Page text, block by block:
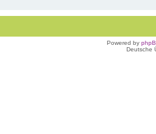
Powered by
Deutsche